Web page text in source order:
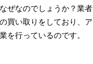
ぜなのでしょうか？業者
買い取りをしており、ア
を行っているのです。